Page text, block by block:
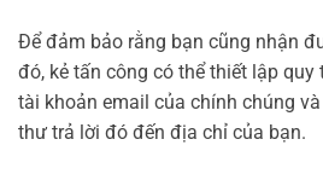
Để đảm bảo rằng bạn cũng nhận
đó, kẻ tấn công có thể thiết lập quy
tài khoản email của chính chúng
thư trả lời đó đến địa chỉ của bạn.